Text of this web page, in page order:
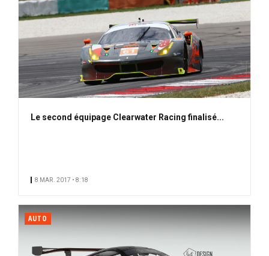
Le second équipage Clearwater Racing finalisé...
8 MAR. 2017 • 8:18
AUTO